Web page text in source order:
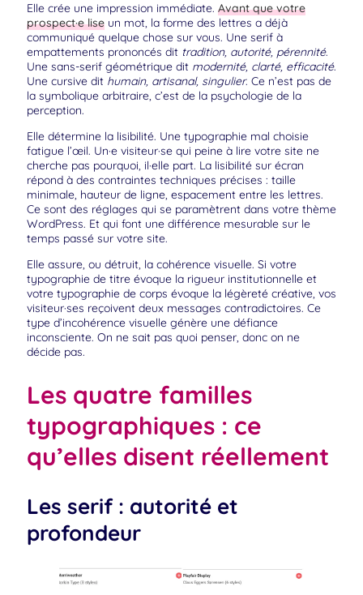
Elle crée une impression immédiate. Avant que votre
prospect·e lise un mot, la forme des lettres a déjà
communiqué quelque chose sur vous. Une serif à
empattements prononcés dit tradition, autorité, pérennité.
Une sans-serif géométrique dit modernité, clarté, efficacité.
Une cursive dit humain, artisanal, singulier. Ce n’est pas de
la symbolique arbitraire, c’est de la psychologie de la
perception.
Elle détermine la lisibilité. Une typographie mal choisie
fatigue l’œil. Un·e visiteur·se qui peine à lire votre site ne
cherche pas pourquoi, il·elle part. La lisibilité sur écran
répond à des contraintes techniques précises : taille
minimale, hauteur de ligne, espacement entre les lettres.
Ce sont des réglages qui se paramètrent dans votre thème
WordPress. Et qui font une différence mesurable sur le
temps passé sur votre site.
Elle assure, ou détruit, la cohérence visuelle. Si votre
typographie de titre évoque la rigueur institutionnelle et
votre typographie de corps évoque la légèreté créative, vos
visiteur·ses reçoivent deux messages contradictoires. Ce
type d’incohérence visuelle génère une défiance
inconsciente. On ne sait pas quoi penser, donc on ne
décide pas.
Les quatre familles
typographiques : ce
qu’elles disent réellement
Les serif : autorité et
profondeur